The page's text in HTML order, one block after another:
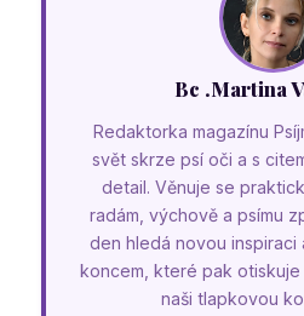
Bc .Martina
Redaktorka magazínu
svět skrze psí oči a s
detail. Věnuje se
radám, výchově a psímu
den hledá novou inspiraci
koncem, které pak
naši tlapkovou